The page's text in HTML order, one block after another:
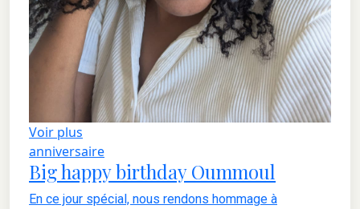
Voir plus
anniversaire
Big happy birthday Oummoul
En ce jour spécial, nous rendons hommage à